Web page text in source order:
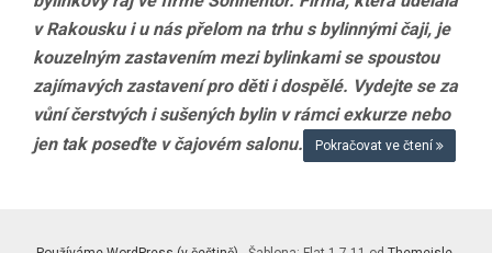
v Rakousku i u nás přelom na trhu s bylinnými čaji, je
kouzelným zastavením mezi bylinkami se spoustou
zajímavých zastavení pro děti i dospělé. Vydejte se za
vůní čerstvých i sušených bylin v rámci exkurze nebo
jen tak poseďte v čajovém salonu.
Pokračovat ve čtení